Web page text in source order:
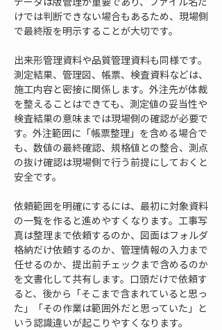
けでは判断できない場合もあるため、現場側
で最終版を明示することが大切です。
出来形管理資料や品質管理資料も同様です。
測定結果、管理図、帳票、検査資料などは、
施工内容と密接に関係します。外注先が体裁
を整えることはできても、測定値の妥当性や
検査結果の意味までは現場側の確認が必要で
す。外注範囲に「帳票整理」を含める場合で
も、数値の最終確認、規格値との整合、測点
の抜け確認は現場側で行う前提にしておくと
安全です。
依頼範囲を明確にするには、最初に対象資料
の一覧を作ると進めやすくなります。工事写
真は整理まで依頼するのか、図面はフォルダ
格納だけ依頼するのか、管理情報の入力まで
任せるのか、提出前チェックまで含めるのか
を文書化して共有します。口頭だけで依頼す
ると、後から「そこまで含まれていると思っ
た」「その作業は範囲外だと思っていた」と
いう認識違いが起こりやすくなります。